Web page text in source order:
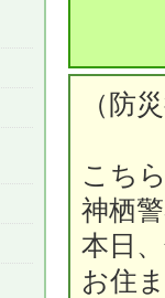
（防
こち
神栖
本日
お住